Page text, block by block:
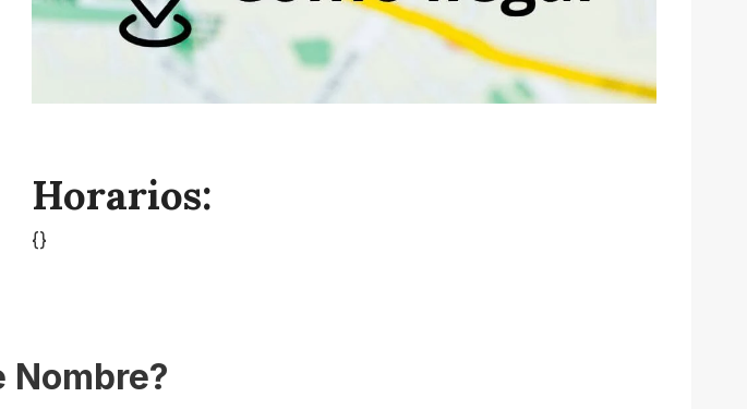
Horarios:
{}
Nombre?